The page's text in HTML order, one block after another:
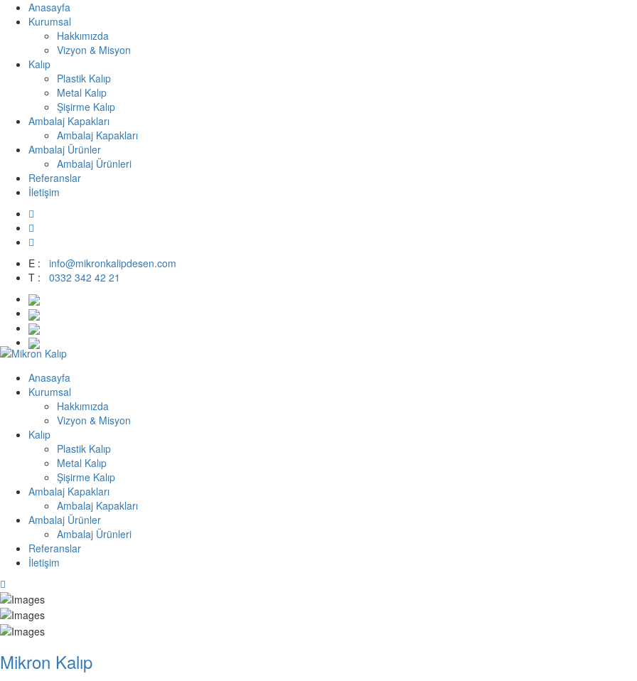
Anasayfa
Kurumsal
Hakkımızda
Vizyon & Misyon
Kalıp
Plastik Kalıp
Metal Kalıp
Şişirme Kalıp
Ambalaj Kapakları
Ambalaj Kapakları
Ambalaj Ürünler
Ambalaj Ürünleri
Referanslar
İletişim
E :
info@mikronkalipdesen.com
T :
0332 342 42 21
Anasayfa
Kurumsal
Hakkımızda
Vizyon & Misyon
Kalıp
Plastik Kalıp
Metal Kalıp
Şişirme Kalıp
Ambalaj Kapakları
Ambalaj Kapakları
Ambalaj Ürünler
Ambalaj Ürünleri
Referanslar
İletişim
Mikron Kalıp